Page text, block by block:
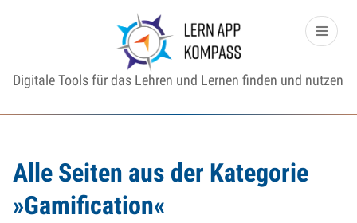
Digitale Tools für das Lehren und Lernen finden und nutzen
Alle Seiten aus der Kategorie
»Gamification«